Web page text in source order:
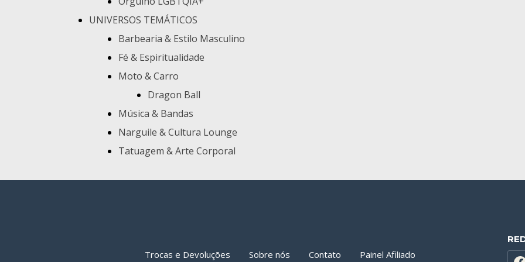
UNIVERSOS TEMÁTICOS
Barbearia & Estilo Masculino
Fé & Espiritualidade
Moto & Carro
Dragon Ball
Música & Bandas
Narguile & Cultura Lounge
Tatuagem & Arte Corporal
Trocas e Devoluções Sobre nós Contato Painel Afiliado